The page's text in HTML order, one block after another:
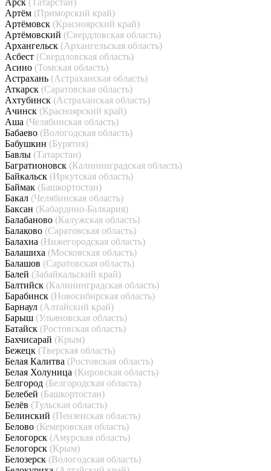
Арск (Татарстан)
Артём (Приморский край)
Артёмовск (Красноярский край)
Артёмовский (Свердловская область)
Архангельск (Архангельская область)
Асбест (Свердловская область)
Асино (Томская область)
Астрахань (Астраханская область)
Аткарск (Саратовская область)
Ахтубинск (Астраханская область)
Ачинск (Красноярский край)
Аша (Челябинская область)
Бабаево (Вологодская область)
Бабушкин (Бурятия)
Бавлы (Татарстан)
Багратионовск (Калининградская область)
Байкальск (Иркутская область)
Баймак (Башкортостан)
Бакал (Челябинская область)
Баксан (Кабардино-Балкария)
Балабаново (Калужская область)
Балаково (Саратовская область)
Балахна (Нижегородская область)
Балашиха (Московская область)
Балашов (Саратовская область)
Балей (Забайкальский край)
Балтийск (Калининградская область)
Барабинск (Новосибирская область)
Барнаул (Алтайский край)
Барыш (Ульяновская область)
Батайск (Ростовская область)
Бахчисарай (Крым)
Бежецк (Тверская область)
Белая Калитва (Ростовская область)
Белая Холуница (Кировская область)
Белгород (Белгородская область)
Белебей (Башкортостан)
Белёв (Тульская область)
Белинский (Пензенская область)
Белово (Кемеровская область)
Белогорск (Амурская область)
Белогорск (Крым)
Белозерск (Вологодская область)